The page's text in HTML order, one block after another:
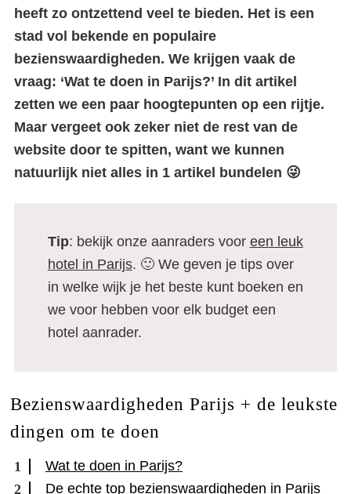
heeft zo ontzettend veel te bieden. Het is een
stad vol bekende en populaire
bezienswaardigheden. We krijgen vaak de
vraag: ‘Wat te doen in Parijs?’ In dit artikel
zetten we een paar hoogtepunten op een rijtje.
Maar vergeet ook zeker niet de rest van de
website door te spitten, want we kunnen
natuurlijk niet alles in 1 artikel bundelen 😜
Tip: bekijk onze aanraders voor een leuk
hotel in Parijs. 🙂 We geven je tips over
in welke wijk je het beste kunt boeken en
we voor hebben voor elk budget een
hotel aanrader.
Bezienswaardigheden Parijs + de leukste
dingen om te doen
Wat te doen in Parijs?
De echte top bezienswaardigheden in Parijs